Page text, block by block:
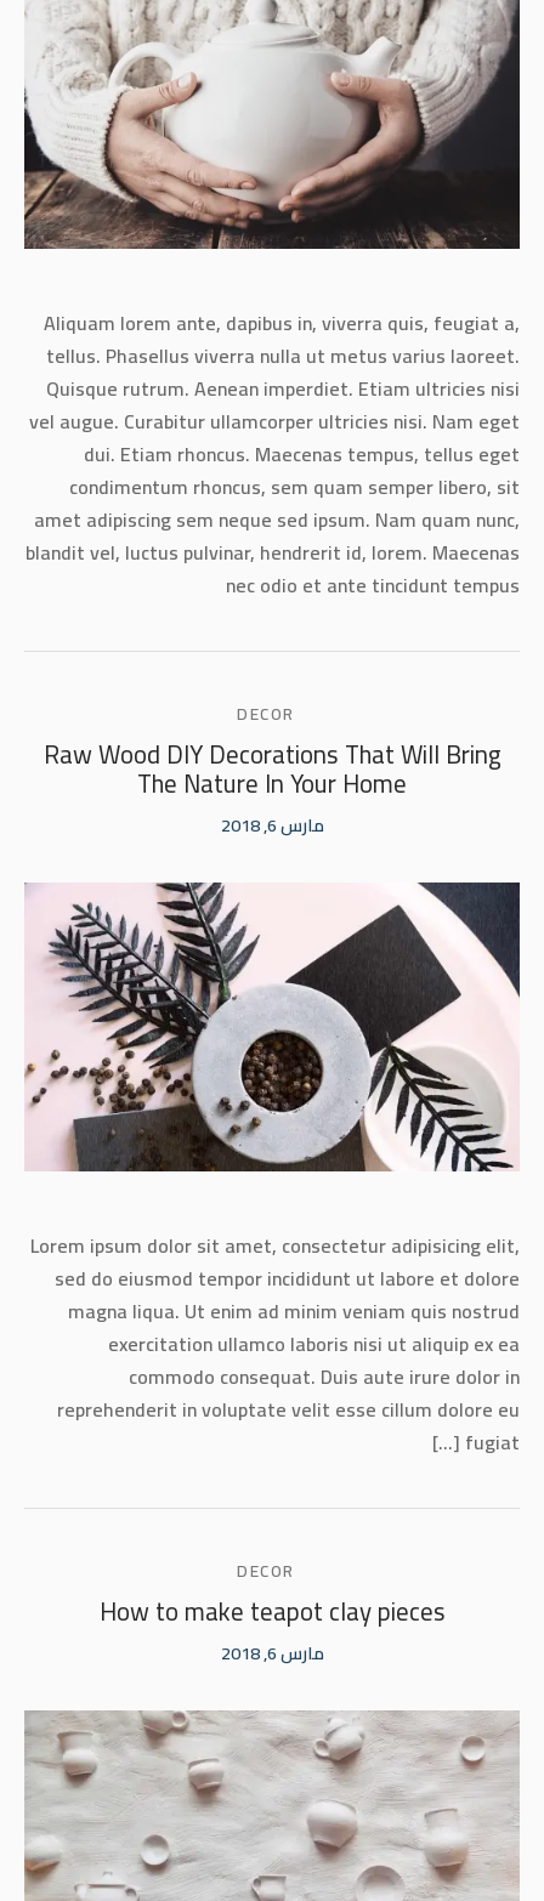
Aliquam lorem ante, dapibus in, viverra quis, feugiat a,
tellus. Phasellus viverra nulla ut metus varius laoreet.
Quisque rutrum. Aenean imperdiet. Etiam ultricies nisi
vel augue. Curabitur ullamcorper ultricies nisi. Nam eget
dui. Etiam rhoncus. Maecenas tempus, tellus eget
condimentum rhoncus, sem quam semper libero, sit
amet adipiscing sem neque sed ipsum. Nam quam nunc,
blandit vel, luctus pulvinar, hendrerit id, lorem. Maecenas
nec odio et ante tincidunt tempus
DECOR
Raw Wood DIY Decorations That Will Bring
The Nature In Your Home
مارس 6, 2018
Lorem ipsum dolor sit amet, consectetur adipisicing elit,
sed do eiusmod tempor incididunt ut labore et dolore
magna liqua. Ut enim ad minim veniam quis nostrud
exercitation ullamco laboris nisi ut aliquip ex ea
commodo consequat. Duis aute irure dolor in
reprehenderit in voluptate velit esse cillum dolore eu
fugiat [...]
DECOR
How to make teapot clay pieces
مارس 6, 2018